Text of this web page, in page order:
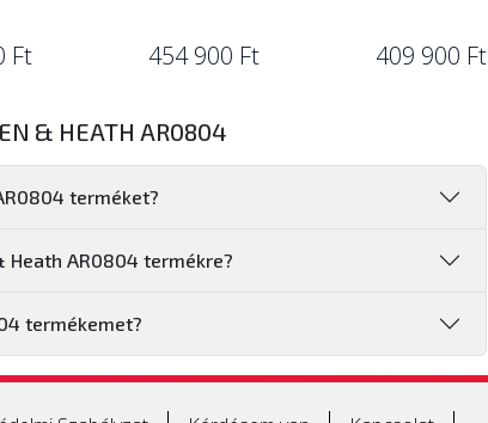
Ft 454 900 Ft 409 900 Ft
& HEATH AR0804
terméket?
Heath AR0804 termékre?
termékemet?